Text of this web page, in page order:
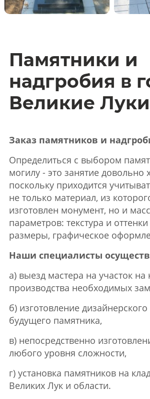
Памятники и
надгробия в
Великие Луки
Заказ памятников и
Определиться с выбором
могилу - это занятие довольно
поскольку приходится
не только материал, из
изготовлен монумент, но и
параметров: текстура и
размеры, графическое
Наши специалисты
а) выезд мастера на участок
производства необходимых
б) изготовление дизайнерского
будущего памятника,
в) непосредственно
любого уровня сложности,
г) установка памятников на
Великих Лук и области.